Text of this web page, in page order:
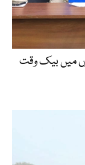
صوبوں میں بیک وقت